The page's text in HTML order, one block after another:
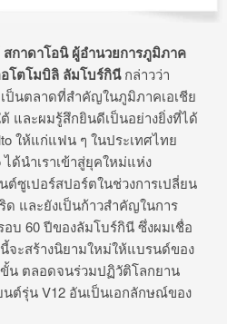
สกาดาโอนิ ผู้อำนวยการภูมิภาค
โตโมบิลิ ลัมโบร์กินีกล่าวว่า
ป็นตลาดที่สำคัญในภูมิภาคเอเชีย
และผมรู้สึกยินดีเป็นอย่างยิ่งที่ได้
ให้แก่แฟน ๆ ในประเทศไทย
ได้นำเราเข้าสู่ยุคใหม่แห่ง
ซูเปอร์สปอร์ตในช่วงการเปลี่ยน
ด และยังเป็นก้าวสำคัญในการ
บ 60 ปีของลัมโบร์กินี ซึ่งผมเชื่อ
จะสร้างนิยามใหม่ให้แบรนด์ของ
ขั้น ตลอดจนร่วมปฏิวัติโลกยาน
นต์รุ่น V12 อันเป็นเอกลักษณ์ของ